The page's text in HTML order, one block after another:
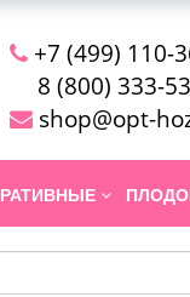
+7 (499) 110-
8 (800) 333-
shop@opt-